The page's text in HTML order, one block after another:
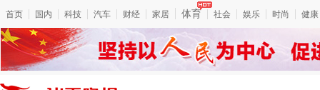
首页 国内 科技 汽车 财经 家居 体育 社会 娱乐 时尚 健康